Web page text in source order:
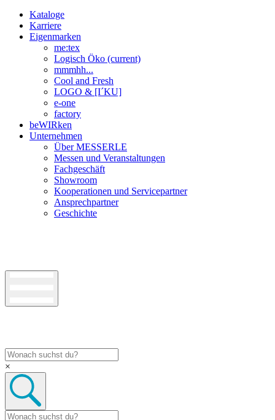
Kataloge
Karriere
Eigenmarken
me:tex
Logisch Öko (current)
mmmhh...
Cool and Fresh
LOGO & [I´KU]
e-one
factory
beWIRken
Unternehmen
Über MESSERLE
Messen und Veranstaltungen
Fachgeschäft
Showroom
Kooperationen und Servicepartner
Ansprechpartner
Geschichte
×